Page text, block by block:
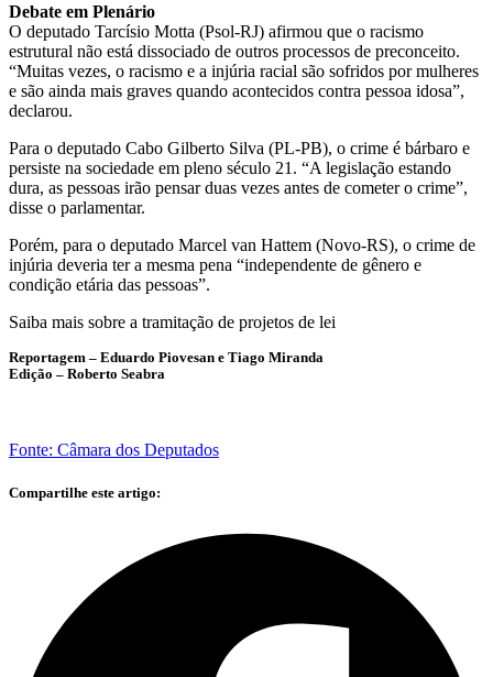
Debate em Plenário
O deputado Tarcísio Motta (Psol-RJ) afirmou que o racismo
estrutural não está dissociado de outros processos de preconceito.
“Muitas vezes, o racismo e a injúria racial são sofridos por mulheres
e são ainda mais graves quando acontecidos contra pessoa idosa”,
declarou.
Para o deputado Cabo Gilberto Silva (PL-PB), o crime é bárbaro e
persiste na sociedade em pleno século 21. “A legislação estando
dura, as pessoas irão pensar duas vezes antes de cometer o crime”,
disse o parlamentar.
Porém, para o deputado Marcel van Hattem (Novo-RS), o crime de
injúria deveria ter a mesma pena “independente de gênero e
condição etária das pessoas”.
Saiba mais sobre a tramitação de projetos de lei
Reportagem – Eduardo Piovesan e Tiago Miranda
Edição – Roberto Seabra
Fonte: Câmara dos Deputados
Compartilhe este artigo: